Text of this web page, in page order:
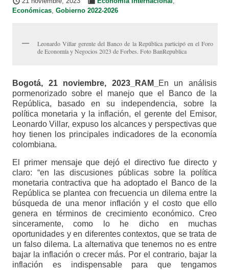
Económicas, Gobierno 2022-2026
Leonardo Villar gerente del Banco de la República participó en el Foro
de Economía y Negocios 2023 de Forbes. Foto BanRepublica
Bogotá, 21 noviembre, 2023_RAM_
En un análisis
pormenorizado sobre el manejo que el Banco de la
República, basado en su independencia, sobre la
política monetaria y la inflación, el gerente del Emisor,
Leonardo Villar, expuso los alcances y perspectivas que
hoy tienen los principales indicadores de la economía
colombiana.
El primer mensaje que dejó el directivo fue directo y
claro: “en las discusiones públicas sobre la política
monetaria contractiva que ha adoptado el Banco de la
República se plantea con frecuencia un dilema entre la
búsqueda de una menor inflación y el costo que ello
genera en términos de crecimiento económico. Creo
sinceramente, como lo he dicho en muchas
oportunidades y en diferentes contextos, que se trata de
un falso dilema. La alternativa que tenemos no es entre
bajar la inflación o crecer más. Por el contrario, bajar la
inflación es indispensable para que tengamos